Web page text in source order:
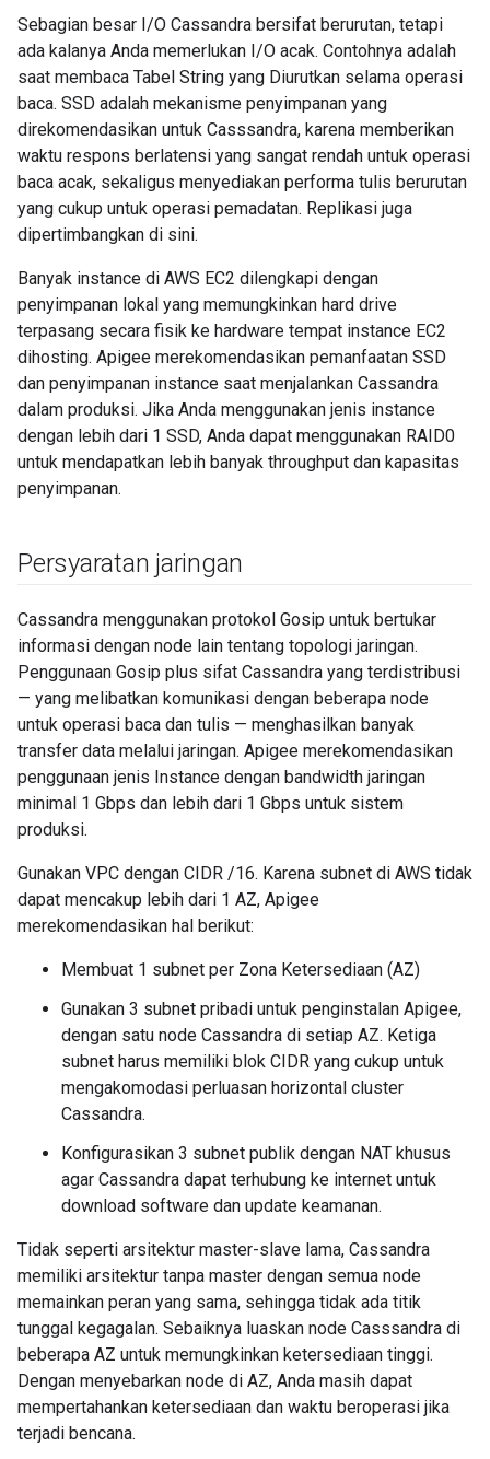
Sebagian besar I/O Cassandra bersifat berurutan, tetapi
ada kalanya Anda memerlukan I/O acak. Contohnya adalah
saat membaca Tabel String yang Diurutkan selama operasi
baca. SSD adalah mekanisme penyimpanan yang
direkomendasikan untuk Casssandra, karena memberikan
waktu respons berlatensi yang sangat rendah untuk operasi
baca acak, sekaligus menyediakan performa tulis berurutan
yang cukup untuk operasi pemadatan. Replikasi juga
dipertimbangkan di sini.
Banyak instance di AWS EC2 dilengkapi dengan
penyimpanan lokal yang memungkinkan hard drive
terpasang secara fisik ke hardware tempat instance EC2
dihosting. Apigee merekomendasikan pemanfaatan SSD
dan penyimpanan instance saat menjalankan Cassandra
dalam produksi. Jika Anda menggunakan jenis instance
dengan lebih dari 1 SSD, Anda dapat menggunakan RAID0
untuk mendapatkan lebih banyak throughput dan kapasitas
penyimpanan.
Persyaratan jaringan
Cassandra menggunakan protokol Gosip untuk bertukar
informasi dengan node lain tentang topologi jaringan.
Penggunaan Gosip plus sifat Cassandra yang terdistribusi
— yang melibatkan komunikasi dengan beberapa node
untuk operasi baca dan tulis — menghasilkan banyak
transfer data melalui jaringan. Apigee merekomendasikan
penggunaan jenis Instance dengan bandwidth jaringan
minimal 1 Gbps dan lebih dari 1 Gbps untuk sistem
produksi.
Gunakan VPC dengan CIDR /16. Karena subnet di AWS tidak
dapat mencakup lebih dari 1 AZ, Apigee
merekomendasikan hal berikut:
Membuat 1 subnet per Zona Ketersediaan (AZ)
Gunakan 3 subnet pribadi untuk penginstalan Apigee,
dengan satu node Cassandra di setiap AZ. Ketiga
subnet harus memiliki blok CIDR yang cukup untuk
mengakomodasi perluasan horizontal cluster
Cassandra.
Konfigurasikan 3 subnet publik dengan NAT khusus
agar Cassandra dapat terhubung ke internet untuk
download software dan update keamanan.
Tidak seperti arsitektur master-slave lama, Cassandra
memiliki arsitektur tanpa master dengan semua node
memainkan peran yang sama, sehingga tidak ada titik
tunggal kegagalan. Sebaiknya luaskan node Casssandra di
beberapa AZ untuk memungkinkan ketersediaan tinggi.
Dengan menyebarkan node di AZ, Anda masih dapat
mempertahankan ketersediaan dan waktu beroperasi jika
terjadi bencana.